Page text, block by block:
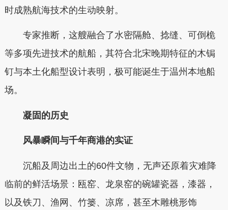
时成熟航海技术的生动映射。
专家推断，这艘融合了水密隔舱、捻缝、可倒桅
等多项先进技术的航船，其符合北宋晚期特征的木锔
钉与本土化船型设计表明，极可能诞生于温州本地船
场。
凝固的历史
风暴瞬间与千年商港的实证
沉船及周边出土的60件文物，无声还原着灾难降
临前的鲜活场景：瓯窑、龙泉窑的碗罐瓷器，漆器，
以及铁刀、渔网、竹篓、凉席，甚至木雕桃形饰